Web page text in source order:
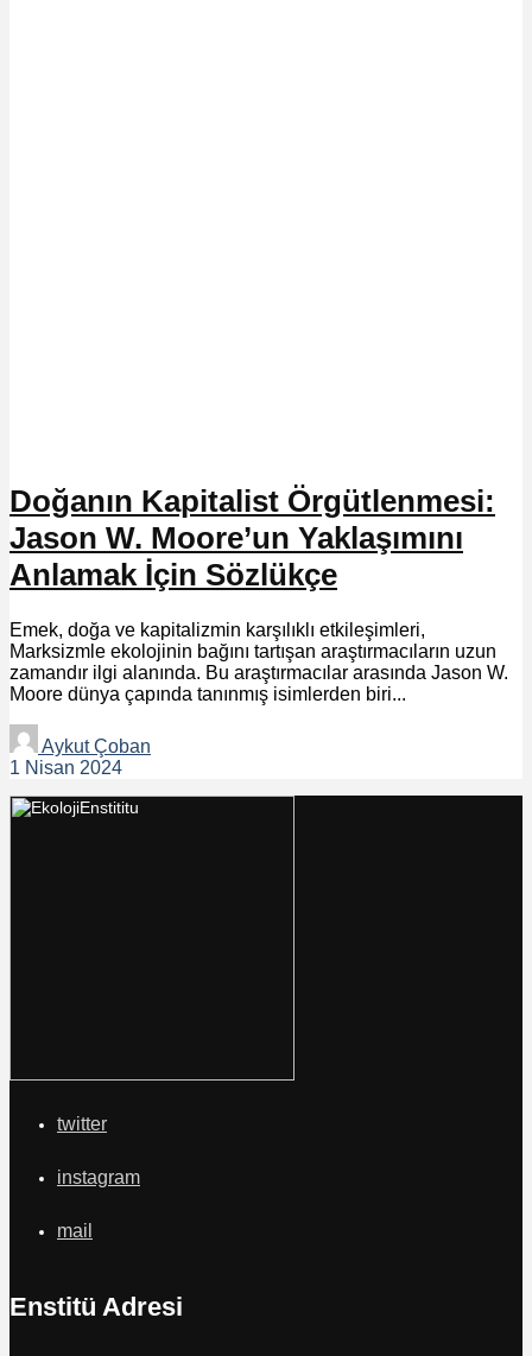
Doğanın Kapitalist Örgütlenmesi:
Jason W. Moore’un Yaklaşımını
Anlamak İçin Sözlükçe
Emek, doğa ve kapitalizmin karşılıklı etkileşimleri,
Marksizmle ekolojinin bağını tartışan araştırmacıların uzun
zamandır ilgi alanında. Bu araştırmacılar arasında Jason W.
Moore dünya çapında tanınmış isimlerden biri...
Aykut Çoban
1 Nisan 2024
twitter
instagram
mail
Enstitü Adresi